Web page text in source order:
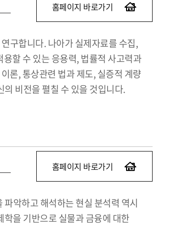
홈페이지 바로가기
구합니다. 나아가 실제자료를 수집,
할 수 있는 응용력, 법률적 사고력과
론, 통상관련 법과 제도, 실증적 계량
비전을 펼칠 수 있을 것입니다.
홈페이지 바로가기
악하고 해석하는 현실 분석력 역시
을 기반으로 실물과 금융에 대한